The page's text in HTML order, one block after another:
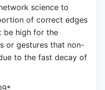
science to
of correct edges
be high for the
or gestures that non-
to the fast decay of